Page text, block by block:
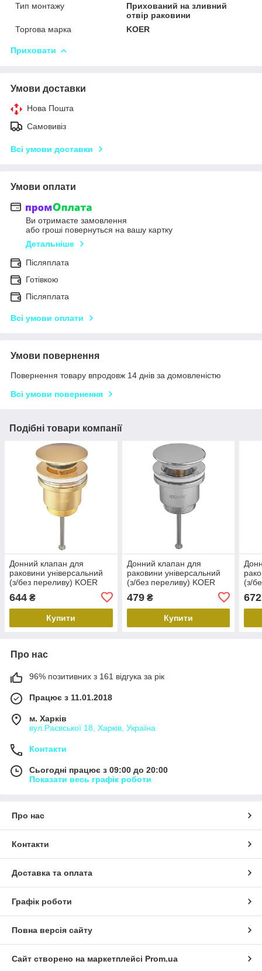
Тип монтажу
Прихований на зливний
отвір раковини
Торгова марка
KOER
Приховати
Умови доставки
Нова Пошта
Самовивіз
Всі умови доставки
Умови оплати
Ви отримаєте замовлення
або гроші повернуться на вашу картку
Детальніше
Післяплата
Готівкою
Післяплата
Всі умови оплати
Умови повернення
Повернення товару впродовж 14 днів за домовленістю
Всі умови повернення
Подібні товари компанії
Донний клапан для
раковини універсальний
(з/без переливу) KOER
PW-01-12 автоматичний
(Click-Clack) (Колір золото
матове) 1 1/4''
644 ₴
Купити
Донний клапан для
раковини універсальний
(з/без переливу) KOER
PW-11-01 автоматичний
(Click-Clack) (Колір хром)
1 1/4'' (KR5790)
479₴
Купити
(з/
1 1/
672
Про нас
96% позитивних з 161 відгука за рік
Працює з 11.01.2018
м. Харків
вул.Раєвської 18, Харків, Україна
Контакти
Сьогодні працює з 09:00 до 20:00
Показати весь графік роботи
Про нас
Контакти
Доставка та оплата
Графік роботи
Повна версія сайту
Сайт створено на маркетплейсі Prom.ua